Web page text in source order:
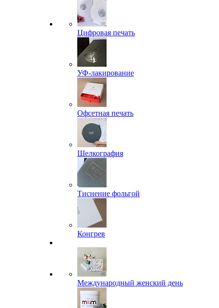
Цифровая печать
УФ-лакирование
Офсетная печать
Шелкография
Тиснение фольгой
Конгрев
Международный женский день